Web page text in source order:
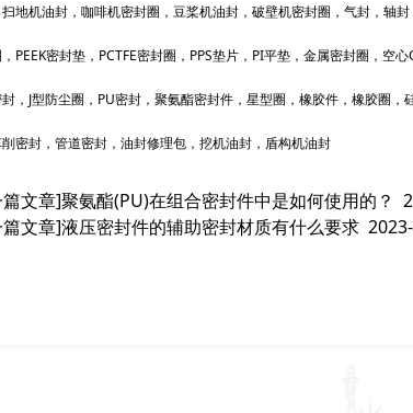
地机油封，咖啡机密封圈，豆桨机油封，破壁机密封圈，气封，轴
PEEK密封垫，PCTFE密封圈，PPS垫片，PI平垫，金属密封圈，
，J型防尘圈，PU密封，聚氨酯密封件，星型圈，橡胶件，橡胶圈
密封，管道密封，油封修理包，挖机油封，盾构机油封
文章]聚氨酯(PU)在组合密封件中是如何使用的？
文章]液压密封件的辅助密封材质有什么要求